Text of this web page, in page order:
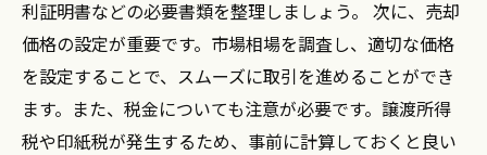
利証明書などの必要書類を整理しましょう。 次に、売却
価格の設定が重要です。市場相場を調査し、適切な価格
を設定することで、スムーズに取引を進めることができ
ます。また、税金についても注意が必要です。譲渡所得
税や印紙税が発生するため、事前に計算しておくと良い